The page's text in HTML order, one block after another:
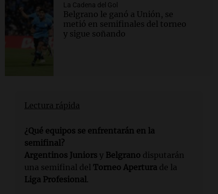
La Cadena del Gol
Belgrano le ganó a Unión, se
metió en semifinales del torneo
y sigue soñando
Lectura rápida
¿Qué equipos se enfrentarán en la
semifinal?
Argentinos Juniors y Belgrano disputarán
una semifinal del Torneo Apertura de la
Liga Profesional .